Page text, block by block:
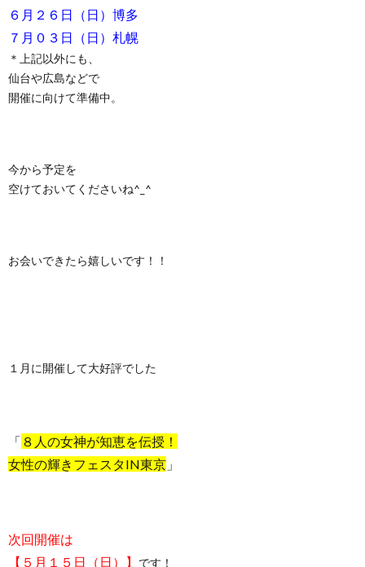
６月２６日（日）博多
７月０３日（日）札幌
＊上記以外にも、
仙台や広島などで
開催に向けて準備中。
今から予定を
空けておいてくださいね^_^
お会いできたら嬉しいです！！
１月に開催して大好評でした
「 ８人の女神が知恵を伝授！
女性の輝きフェスタIN東京 」
次回開催は
【５月１５日（日）】
です！